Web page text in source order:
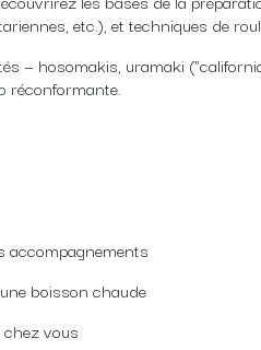
etc.), et techniques de
— hosomakis, uramaki
réconformante.
accompagnements
une boisson chaude
chez vous